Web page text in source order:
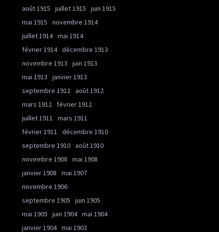
août 1915
juillet 1915
juin 1915
mai 1915
novembre 1914
juillet 1914 mai 1914
février 1914 décembre 1913
novembre 1913
juin 1913
mai 1913
janvier 1913
septembre 1912 août 1912
mars 1912
février 1912
juillet 1911
mars 1911
février 1911
décembre 1910
septembre 1910 août 1910
novembre 1908
mai 1908
janvier 1908
mai 1907
novembre 1906
septembre 1905
juin 1905
mai 1905
juin 1904 mai 1904
janvier 1904 mai 1903